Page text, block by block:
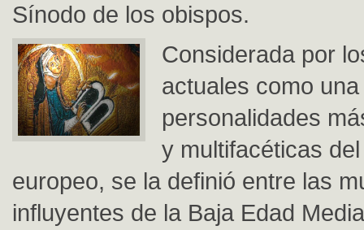
Sínodo de los obispos.
Considerada por
actuales como
personalidades
y multifacéticas
europeo, se la definió entre las
influyentes de la Baja Edad